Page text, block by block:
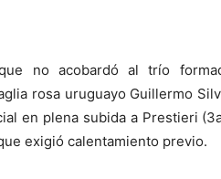
no acobardó al trío
rosa uruguayo Guillermo
en plena subida a Prestieri
exigió calentamiento previo.